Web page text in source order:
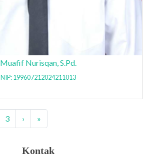
Kontak
Muafif Nurisqan, S.Pd.
NIP: 199607212024211013
3 › »